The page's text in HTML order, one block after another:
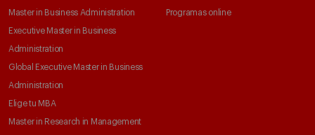
Master in Business Administration
Executive Master in Business
Administration
Global Executive Master in Business
Administration
Elige tu MBA
Master in Research in Management
Programas online